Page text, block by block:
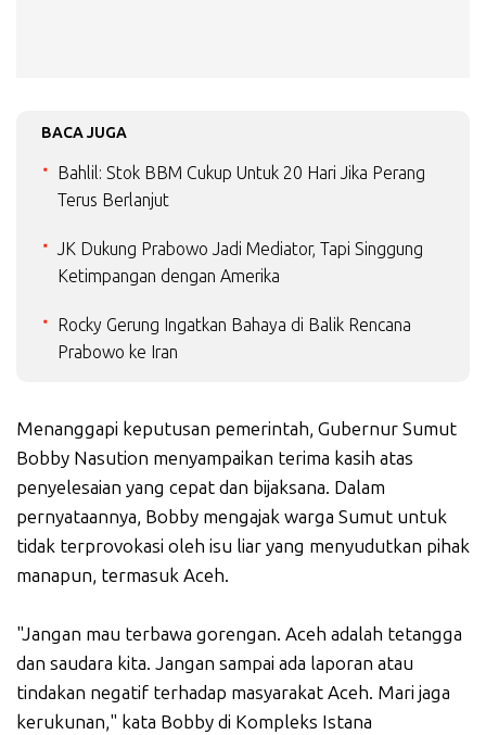
BACA JUGA
Bahlil: Stok BBM Cukup Untuk 20 Hari Jika Perang
Terus Berlanjut
JK Dukung Prabowo Jadi Mediator, Tapi Singgung
Ketimpangan dengan Amerika
Rocky Gerung Ingatkan Bahaya di Balik Rencana
Prabowo ke Iran
Menanggapi keputusan pemerintah, Gubernur Sumut
Bobby Nasution menyampaikan terima kasih atas
penyelesaian yang cepat dan bijaksana. Dalam
pernyataannya, Bobby mengajak warga Sumut untuk
tidak terprovokasi oleh isu liar yang menyudutkan pihak
manapun, termasuk Aceh.
"Jangan mau terbawa gorengan. Aceh adalah tetangga
dan saudara kita. Jangan sampai ada laporan atau
tindakan negatif terhadap masyarakat Aceh. Mari jaga
kerukunan," kata Bobby di Kompleks Istana